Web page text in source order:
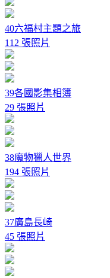
40六福村主題之旅
112 張照片
39各國影集相簿
29 張照片
38魔物獵人世界
194 張照片
37廣島長崎
45 張照片